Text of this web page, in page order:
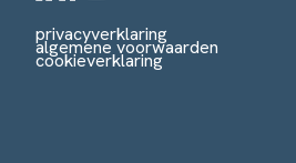
privacyverklaring
algemene voorwaarden
cookieverklaring